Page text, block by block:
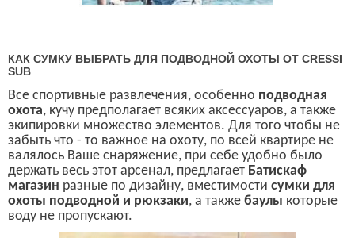
КАК СУМКУ ВЫБРАТЬ ДЛЯ ПОДВОДНОЙ ОХОТЫ ОТ CRESSI
SUB
Все спортивные развлечения, особенно подводная
охота, кучу предполагает всяких аксессуаров, а также
экипировки множество элементов. Для того чтобы не
забыть что - то важное на охоту, по всей квартире не
валялось Ваше снаряжение, при себе удобно было
держать весь этот арсенал, предлагает Батискаф
магазин разные по дизайну, вместимости сумки для
охоты подводной и рюкзаки, а также баулы которые
воду не пропускают.